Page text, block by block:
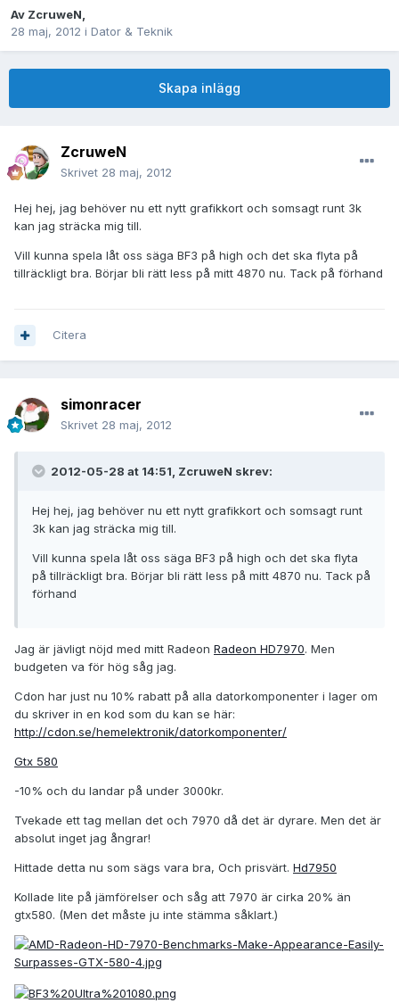
Av ZcruweN,
28 maj, 2012 i Dator & Teknik
Skapa inlägg
ZcruweN
Skrivet 28 maj, 2012
Hej hej, jag behöver nu ett nytt grafikkort och somsagt runt 3k
kan jag sträcka mig till.
Vill kunna spela låt oss säga BF3 på high och det ska flyta på
tillräckligt bra. Börjar bli rätt less på mitt 4870 nu. Tack på förhand
Citera
simonracer
Skrivet 28 maj, 2012
2012-05-28 at 14:51, ZcruweN skrev:
Hej hej, jag behöver nu ett nytt grafikkort och somsagt runt
3k kan jag sträcka mig till.
Vill kunna spela låt oss säga BF3 på high och det ska flyta
på tillräckligt bra. Börjar bli rätt less på mitt 4870 nu. Tack på
förhand
Jag är jävligt nöjd med mitt Radeon Radeon HD7970. Men
budgeten va för hög såg jag.
Cdon har just nu 10% rabatt på alla datorkomponenter i lager om
du skriver in en kod som du kan se här:
http://cdon.se/hemelektronik/datorkomponenter/
Gtx 580
-10% och du landar på under 3000kr.
Tvekade ett tag mellan det och 7970 då det är dyrare. Men det är
absolut inget jag ångrar!
Hittade detta nu som sägs vara bra, Och prisvärt. Hd7950
Kollade lite på jämförelser och såg att 7970 är cirka 20% än
gtx580. (Men det måste ju inte stämma såklart.)